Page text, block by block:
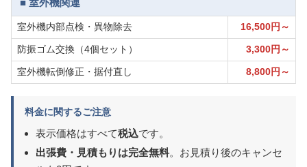
室外機内部点検・異物除去 16,500円～
防振ゴム交換（4個セット） 3,300円～
室外機転倒修正・据付直し 8,800円～
料金に関するご注意
表示価格はすべて税込です。
出張費・見積もりは完全無料。お見積り後のキャンセ